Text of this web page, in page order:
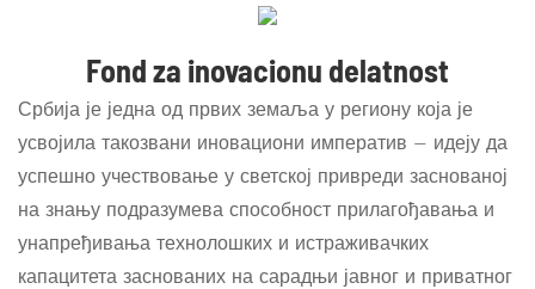
Fond za inovacionu delatnost
Србија је једна од првих земаља у региону која је
усвојила такозвани иновациони императив – идеју да
успешно учествовање у светској привреди заснованој
на знању подразумева способност прилагођавања и
унапређивања технолошких и истраживачких
капацитета заснованих на сарадњи јавног и приватног